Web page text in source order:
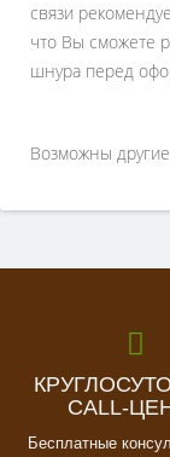
связи
что Вы сможете
шнура перед
Возможны
CALL-
Бесплатные